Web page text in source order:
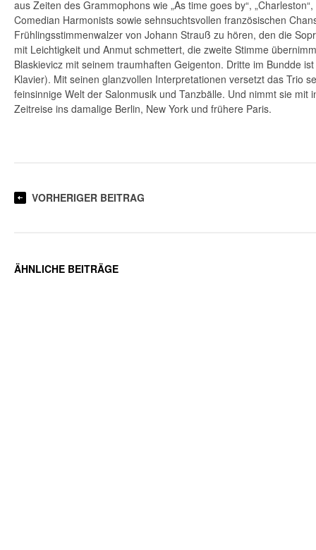
aus Zeiten des Grammophons wie „As time goes by“,
Comedian Harmonists sowie sehnsuchtsvollen französischen
Frühlingsstimmenwalzer von Johann Strauß zu hören, den die
mit Leichtigkeit und Anmut schmettert, die zweite Stimme
Blaskievicz mit seinem traumhaften Geigenton. Dritte im Bundde
Klavier). Mit seinen glanzvollen Interpretationen versetzt das Trio
feinsinnige Welt der Salonmusik und Tanzbälle. Und nimmt sie mit
Zeitreise ins damalige Berlin, New York und frühere Paris.
VORHERIGER BEITRAG
ÄHNLICHE BEITRÄGE